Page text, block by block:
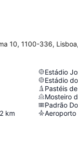
10, 1100-336,
km
Estádio
Estádio
Pastéis
Mosteiro
Padrão
Aeroporto